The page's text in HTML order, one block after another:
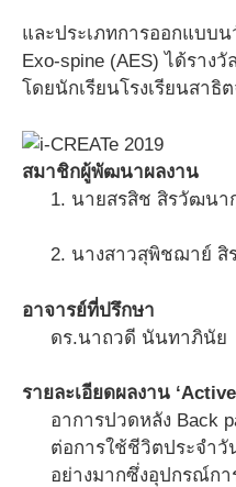
และประเภทการออกแบบ
Exo-spine (AES) ได้รางวั
โดยนักเรียนโรงเรียนสา
สมาชิกผู้พัฒนาผลงาน
1. นายสรสิช สิรวัฒนา
2. นางสาวสุพิชฌาย์ สิ
อาจารย์ที่ปรึกษา
ดร.นาถวดี นันทาภินัย
รายละเอียดผลงาน
อาการปวดหลัง Back
ต่อการใช้ชีวิตประจำ
อย่างมากซึ่งอุปกรณ์ก